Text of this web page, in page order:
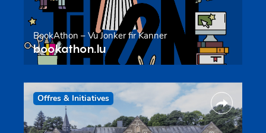
BookAthon – Vu Jonker fir Kanner
bookathon.lu
Offres & Initiatives